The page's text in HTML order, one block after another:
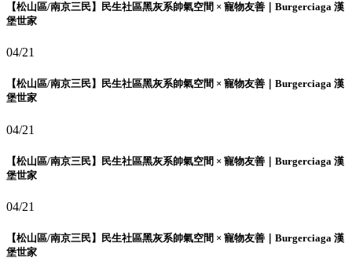
【松山區/南京三民】民生社區黑灰系帥氣空間 × 寵物友善｜Burgerciaga 漢
堡世家
04/21
【松山區/南京三民】民生社區黑灰系帥氣空間 × 寵物友善｜Burgerciaga 漢
堡世家
04/21
【松山區/南京三民】民生社區黑灰系帥氣空間 × 寵物友善｜Burgerciaga 漢
堡世家
04/21
【松山區/南京三民】民生社區黑灰系帥氣空間 × 寵物友善｜Burgerciaga 漢
堡世家